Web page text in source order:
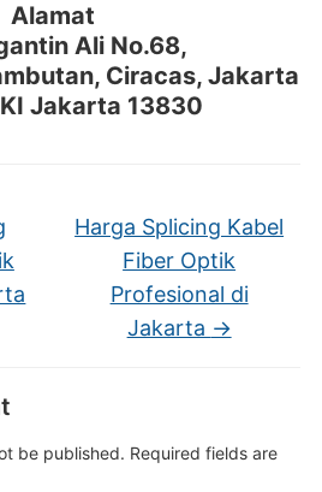
Alamat
Ali No.68,
Ciracas, Jakarta
Jakarta 13830
Harga Splicing Kabel
Fiber Optik
Profesional di
Jakarta →
be published. Required fields are